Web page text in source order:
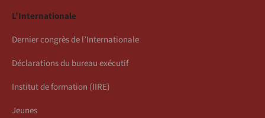
L’Internationale
Dernier congrès de l’Internationale
Déclarations du bureau exécutif
Institut de formation (IIRE)
Jeunes